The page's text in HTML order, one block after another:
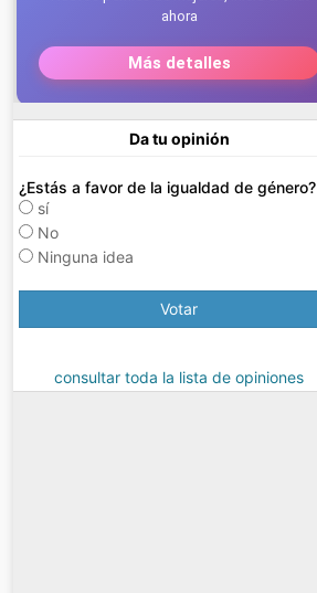
Da tu opinión
¿Estás a favor de la igualdad de género?
sí
No
Ninguna idea
Votar
consultar toda la lista de opiniones